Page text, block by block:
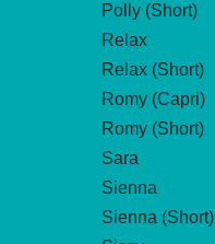
Polly (Short)
Relax
Relax (Short)
Romy (Capri)
Romy (Short)
Sara
Sienna
Sienna (Short)